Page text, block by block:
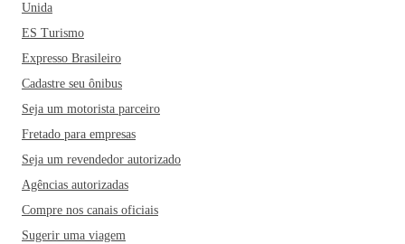
Unida
ES Turismo
Expresso Brasileiro
Cadastre seu ônibus
Seja um motorista parceiro
Fretado para empresas
Seja um revendedor autorizado
Agências autorizadas
Compre nos canais oficiais
Sugerir uma viagem